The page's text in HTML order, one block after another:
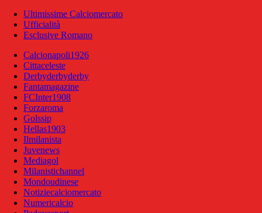
Ultimissime Calciomercato
Ufficialità
Esclusive Romano
Calcionapoli1926
Cittaceleste
Derbyderbyderby
Fantamagazine
FCInter1908
Forzaroma
Golssip
Hellas1903
Ilmilanista
Juvenews
Mediagol
Milanistichannel
Mondoudinese
Notiziecalciomercato
Numericalcio